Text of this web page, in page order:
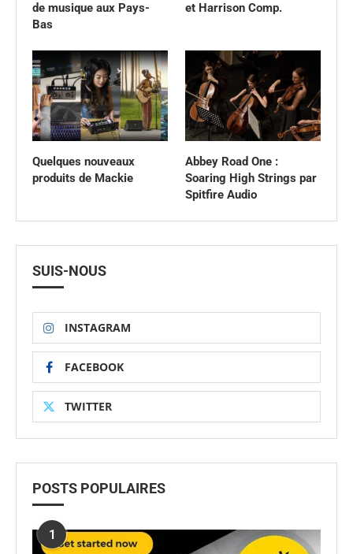
de musique aux Pays-
Bas
et Harrison Comp.
Quelques nouveaux
produits de Mackie
Abbey Road One :
Soaring High Strings par
Spitfire Audio
SUIS-NOUS
INSTAGRAM
FACEBOOK
TWITTER
POSTS POPULAIRES
1